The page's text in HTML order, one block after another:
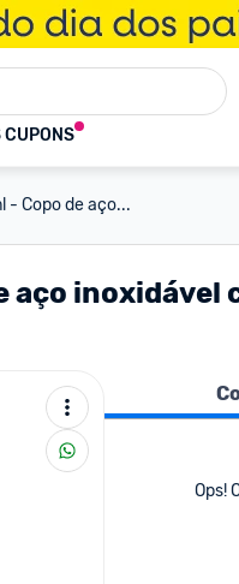
CUPONS
- Copo de aço...
inoxidável
Ops!